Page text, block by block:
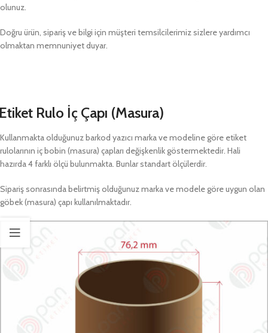
olunuz.
Doğru ürün, sipariş ve bilgi için müşteri temsilcilerimiz sizlere yardımcı
olmaktan memnuniyet duyar.
Rulo İç Çapı (Masura)
Kullanmakta olduğunuz barkod yazıcı marka ve modeline göre etiket
rulolarının iç bobin (masura) çapları değişkenlik göstermektedir. Hali
hazırda 4 farklı ölçü bulunmakta. Bunlar standart ölçülerdir.
Sipariş sonrasında belirtmiş olduğunuz marka ve modele göre uygun olan
göbek (masura) çapı kullanılmaktadır.